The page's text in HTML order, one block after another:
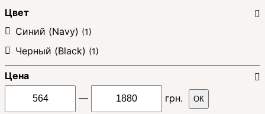
Цвет
Синий (Navy) (1)
Черный (Black) (1)
Цена
—
грн. ОК